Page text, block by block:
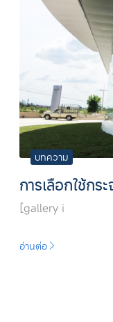
บทความ
การเลือกใช้กร
[gallery i
อ่านต่อ